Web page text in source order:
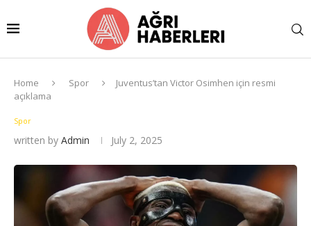
Home Spor
Juventus’tan Victor Osimhen için resmi
açıklama
Spor
written by Admin July 2, 2025